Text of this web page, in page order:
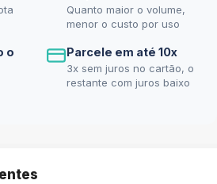
Quanto maior o volume,
menor o custo por uso
o
Parcele em até 10x
3x sem juros no cartão, o
restante com juros baixo